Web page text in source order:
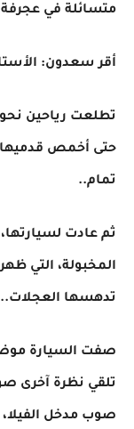
متسائلة في
أقر سعدون:
تطلعت رياحين
حتى أخمص قدميها،
تمام..
ثم عادت
المخبولة، التي
تدهسها العجلات..
صفت السيارة
تلقي نظرة آخرى
صوب مدخل الفيلا،